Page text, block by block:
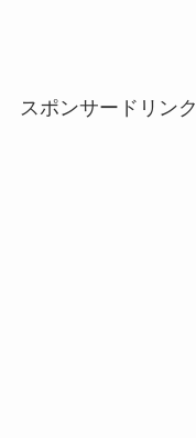
スポンサードリンク